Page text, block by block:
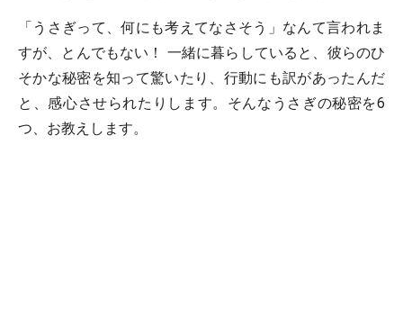
「うさぎって、何にも考えてなさそう」なんて言われま
すが、とんでもない！ 一緒に暮らしていると、彼らのひ
そかな秘密を知って驚いたり、行動にも訳があったんだ
と、感心させられたりします。そんなうさぎの秘密を6
つ、お教えします。